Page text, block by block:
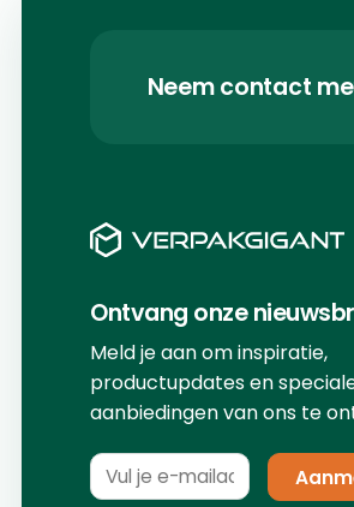
Neem contact
Ontvang onze
Meld je aan om inspiratie,
productupdates en
aanbiedingen van ons te